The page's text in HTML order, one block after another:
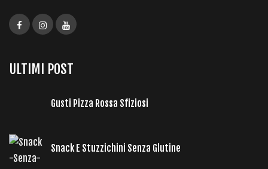
ULTIMI POST
Gusti Pizza Rossa Sfiziosi
Snack E Stuzzichini Senza Glutine